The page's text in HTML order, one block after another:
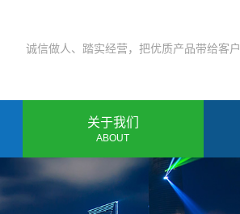
诚信做人、踏实经营，把优质产品带给客户
关于我们
ABOUT